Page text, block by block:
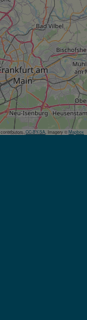
contributors, CC-BY-SA, Imagery © Mapbox